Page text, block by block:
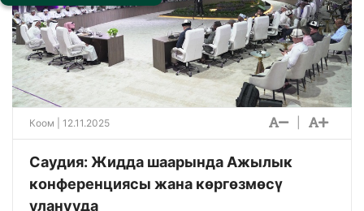
Коом | 12.11.2025
Саудия: Жидда шаарында Ажылык
конференциясы жана көргөзмөсү
уланууда